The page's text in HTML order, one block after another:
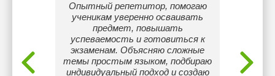
Опытный репетитор, помогаю
ученикам уверенно осваивать
предмет, повышать
успеваемость и готовиться к
экзаменам. Объясняю сложные
темы простым языком, подбираю
индивидуальный подход и создаю